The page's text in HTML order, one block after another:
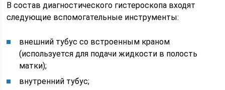
В состав диагностического гистероскопа входят
следующие вспомогательные инструменты:
внешний тубус со встроенным краном
(используется для подачи жидкости в полость
матки);
внутренний тубус;